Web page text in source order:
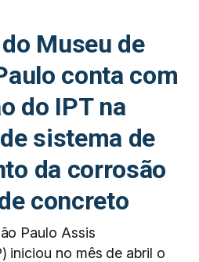
Museu de
conta com
do IPT na
sistema de
da corrosão
concreto
Paulo Assis
iniciou no mês de abril o